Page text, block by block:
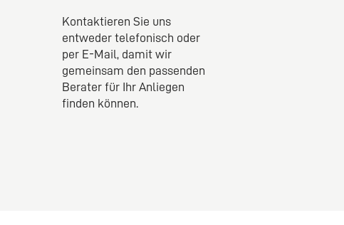
Kontaktieren Sie uns
entweder telefonisch oder
per E-Mail, damit wir
gemeinsam den passenden
Berater für Ihr Anliegen
finden können.